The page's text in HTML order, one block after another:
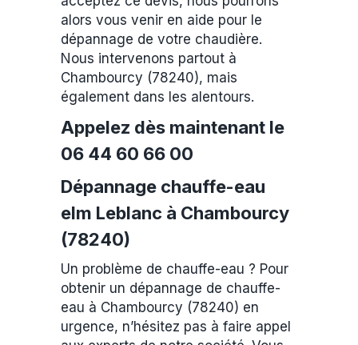
alors vous venir en aide pour le
dépannage de votre chaudière.
Nous intervenons partout à
Chambourcy (78240), mais
également dans les alentours.
Appelez dès maintenant le
06 44 60 66 00
Dépannage chauffe-eau
elm Leblanc à Chambourcy
(78240)
Un problème de chauffe-eau ? Pour
obtenir un dépannage de chauffe-
eau à Chambourcy (78240) en
urgence, n’hésitez pas à faire appel